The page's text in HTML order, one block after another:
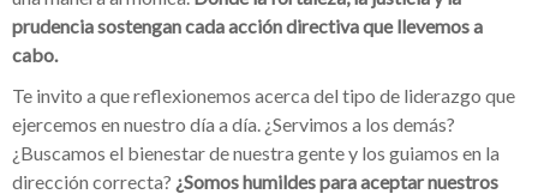
prudencia sostengan cada acción directiva que llevemos a
cabo.
Te invito a que reflexionemos acerca del tipo de liderazgo que
ejercemos en nuestro día a día. ¿Servimos a los demás?
¿Buscamos el bienestar de nuestra gente y los guiamos en la
dirección correcta? ¿Somos humildes para aceptar nuestros